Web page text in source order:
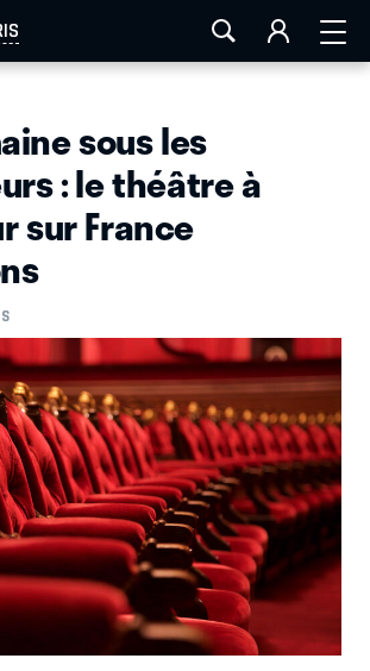
LA ROCHELLE
sous les
: le théâtre à
sur France